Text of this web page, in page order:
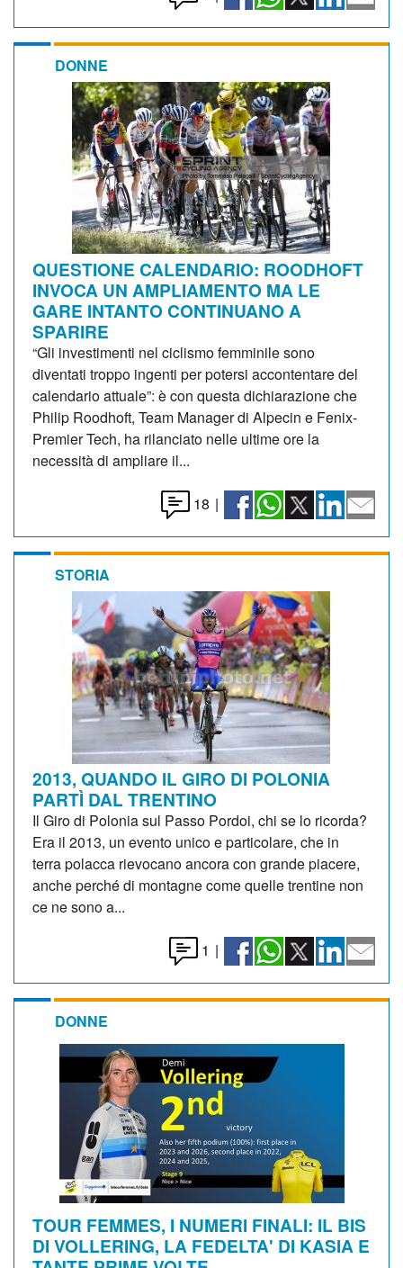
DONNE
QUESTIONE CALENDARIO: ROODHOFT
INVOCA UN AMPLIAMENTO MA LE
GARE INTANTO CONTINUANO A
SPARIRE
“Gli investimenti nel ciclismo femminile sono
diventati troppo ingenti per potersi accontentare del
calendario attuale”: è con questa dichiarazione che
Philip Roodhoft, Team Manager di Alpecin e Fenix-
Premier Tech, ha rilanciato nelle ultime ore la
necessità di ampliare il...
18 |
STORIA
2013, QUANDO IL GIRO DI POLONIA
PARTÌ DAL TRENTINO
Il Giro di Polonia sul Passo Pordoi, chi se lo ricorda?
Era il 2013, un evento unico e particolare, che in
terra polacca rievocano ancora con grande piacere,
anche perché di montagne come quelle trentine non
ce ne sono a...
1 |
DONNE
TOUR FEMMES, I NUMERI FINALI: IL BIS
DI VOLLERING, LA FEDELTA' DI KASIA E